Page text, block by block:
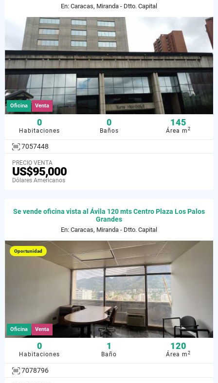
En: Caracas, Miranda - Dtto. Capital
Oficina Venta
0
Habitaciones
0
Baños
145
Área m2
7057448
PRECIO VENTA
US$95,000
Dólares Americanos
Se vende oficina vista al Ávila 120 mts Centro Plaza Los Palos
Grandes
En: Caracas, Miranda - Dtto. Capital
Oportunidad
Oficina Venta
0
Habitaciones
1
Baño
120
Área m2
7078796